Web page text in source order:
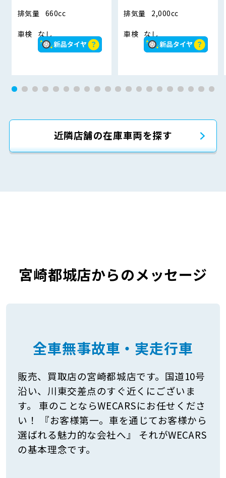
排気量 660cc
車検 なし
排気量 2,000cc
車検 なし
近隣店舗の在庫車両を探す
宮崎都城店からのメッセージ
全車無事故車・実走行車
販売、買取店の宮崎都城店です。国道10号
沿い、川東交差点のすぐ近くにございま
す。 車のことならWECARSにお任せくださ
い！ 『お客様第一。車を通じてお客様から
選ばれる魅力的な会社へ』 それがWECARS
の基本理念です。